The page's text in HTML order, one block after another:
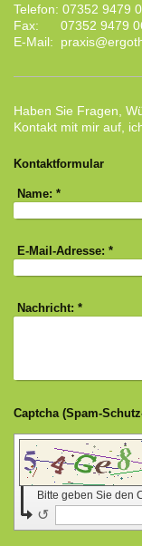
Telefon: 07352 9479
Fax: 07352 9479
E-Mail:
Haben Sie Fragen,
Kontakt mit mir auf,
Kontaktformular
Name: *
E-Mail-Adresse: *
Nachricht: *
Bitte geben Sie den
↺